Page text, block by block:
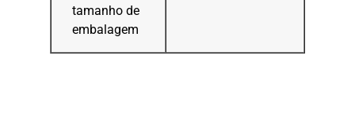
tamanho de
embalagem